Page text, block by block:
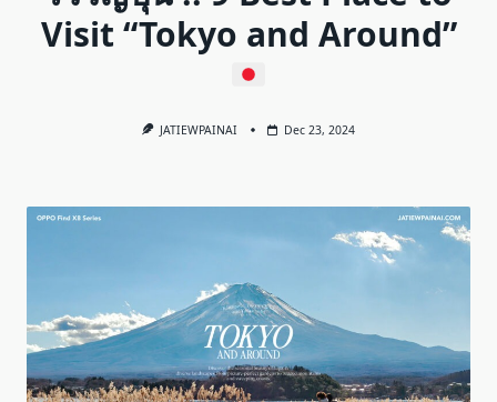
Visit “Tokyo and Around”
JATIEWPAINAI Dec 23, 2024